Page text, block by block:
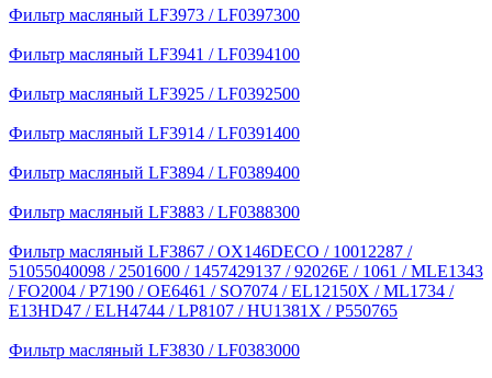
Фильтр масляный LF3973 / LF0397300
Фильтр масляный LF3941 / LF0394100
Фильтр масляный LF3925 / LF0392500
Фильтр масляный LF3914 / LF0391400
Фильтр масляный LF3894 / LF0389400
Фильтр масляный LF3883 / LF0388300
Фильтр масляный LF3867 / OX146DECO / 10012287 /
51055040098 / 2501600 / 1457429137 / 92026E / 1061 / MLE1343
/ FO2004 / P7190 / OE6461 / SO7074 / EL12150X / ML1734 /
E13HD47 / ELH4744 / LP8107 / HU1381X / P550765
Фильтр масляный LF3830 / LF0383000